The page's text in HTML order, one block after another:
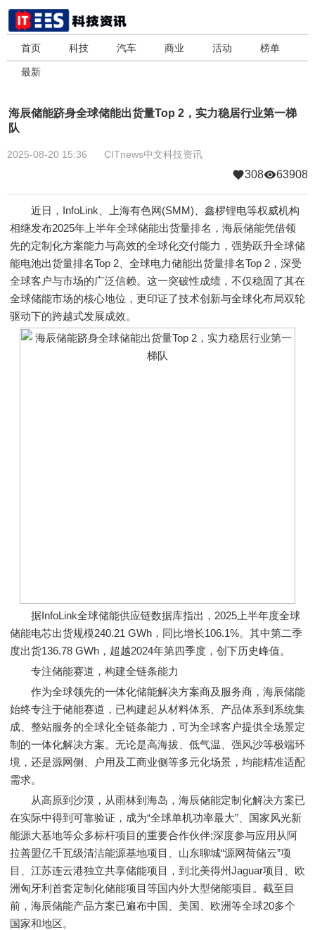
首页 科技 汽车 商业 活动 榜单
最新
海辰储能跻身全球储能出货量Top 2，实力稳居行业第一梯
队
2025-08-20 15:36 CITnews中文科技资讯
308 63908
近日，InfoLink、上海有色网(SMM)、鑫椤锂电等权威机构
相继发布2025年上半年全球储能出货量排名，海辰储能凭借领
先的定制化方案能力与高效的全球化交付能力，强势跃升全球储
能电池出货量排名Top 2、全球电力储能出货量排名Top 2，深受
全球客户与市场的广泛信赖。这一突破性成绩，不仅稳固了其在
全球储能市场的核心地位，更印证了技术创新与全球化布局双轮
驱动下的跨越式发展成效。
据InfoLink全球储能供应链数据库指出，2025上半年度全球
储能电芯出货规模240.21 GWh，同比增长106.1%。其中第二季
度出货136.78 GWh，超越2024年第四季度，创下历史峰值。
专注储能赛道，构建全链条能力
作为全球领先的一体化储能解决方案商及服务商，海辰储能
始终专注于储能赛道，已构建起从材料体系、产品体系到系统集
成、整站服务的全球化全链条能力，可为全球客户提供全场景定
制的一体化解决方案。无论是高海拔、低气温、强风沙等极端环
境，还是源网侧、户用及工商业侧等多元化场景，均能精准适配
需求。
从高原到沙漠，从雨林到海岛，海辰储能定制化解决方案已
在实际中得到可靠验证，成为“全球单机功率最大”、国家风光新
能源大基地等众多标杆项目的重要合作伙伴;深度参与应用从阿
拉善盟亿千瓦级清洁能源基地项目、山东聊城“源网荷储云”项
目、江苏连云港独立共享储能项目，到北美得州Jaguar项目、欧
洲匈牙利首套定制化储能项目等国内外大型储能项目。截至目
前，海辰储能产品方案已遍布中国、美国、欧洲等全球20多个
国家和地区。